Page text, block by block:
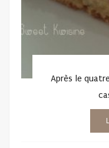
Après le